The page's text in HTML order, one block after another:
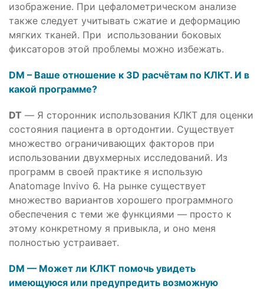
изображение. При цефалометрическом анализе
также следует учитывать сжатие и деформацию
мягких тканей. При использовании боковых
фиксаторов этой проблемы можно избежать.
DM – Ваше отношение к 3D расчётам по КЛКТ. И в
какой программе?
DT — Я сторонник использования КЛКТ для оценки
состояния пациента в ортодонтии. Существует
множество ограничивающих факторов при
использовании двухмерных исследований. Из
программ в своей практике я использую
Anatomage Invivo 6. На рынке существует
множество вариантов хорошего программного
обеспечения с теми же функциями — просто к
этому конкретному я привыкла, и оно меня
полностью устраивает.
DM — Может ли КЛКТ помочь увидеть
имеющуюся или предупредить возможную